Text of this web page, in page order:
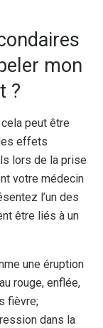
mon
?
peut être
effets
lors de la prise
votre médecin
l’un des
être liés à un
une éruption
rouge, enflée,
fièvre;
dans la